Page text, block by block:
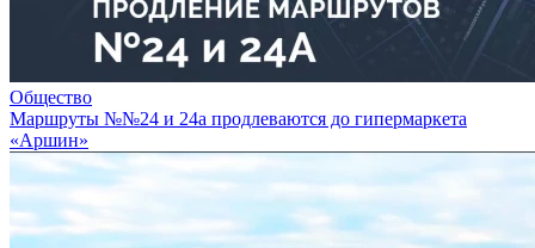
Общество
Маршруты №№24 и 24а продлеваются до гипермаркета
«Аршин»